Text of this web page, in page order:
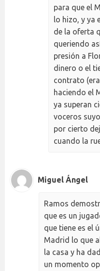
para que el
lo hizo, y ya
de la oferta
queriendo
presión a
dinero o el
contrato
haciendo el
ya superan
voceros
por cierto
cuando la
Miguel Ángel
Ramos
que es un
que tiene es el
Madrid lo que
la casa y ha
un momento